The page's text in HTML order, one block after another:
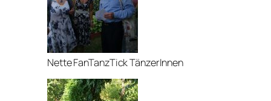
Nette FanTanzTick TänzerInnen